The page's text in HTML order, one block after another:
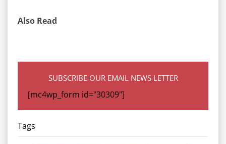
Also Read
SUBSCRIBE OUR EMAIL NEWS LETTER
[mc4wp_form id="30309"]
Tags